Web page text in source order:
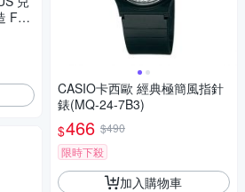
FCS
CASIO卡西歐 經典極簡風指針
錶(MQ-24-7B3)
$466 $490
限時下殺
加入購物車